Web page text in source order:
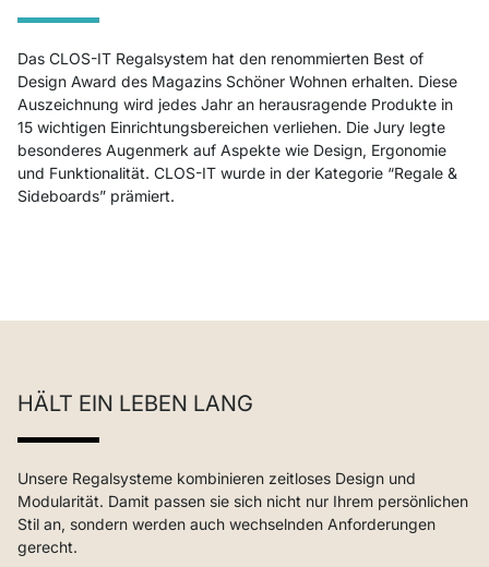
Das CLOS-IT Regalsystem hat den renommierten Best of
Design Award des Magazins Schöner Wohnen erhalten. Diese
Auszeichnung wird jedes Jahr an herausragende Produkte in
15 wichtigen Einrichtungsbereichen verliehen. Die Jury legte
besonderes Augenmerk auf Aspekte wie Design, Ergonomie
und Funktionalität. CLOS-IT wurde in der Kategorie “Regale &
Sideboards” prämiert.
HÄLT EIN LEBEN LANG
Unsere Regalsysteme kombinieren zeitloses Design und
Modularität. Damit passen sie sich nicht nur Ihrem persönlichen
Stil an, sondern werden auch wechselnden Anforderungen
gerecht.